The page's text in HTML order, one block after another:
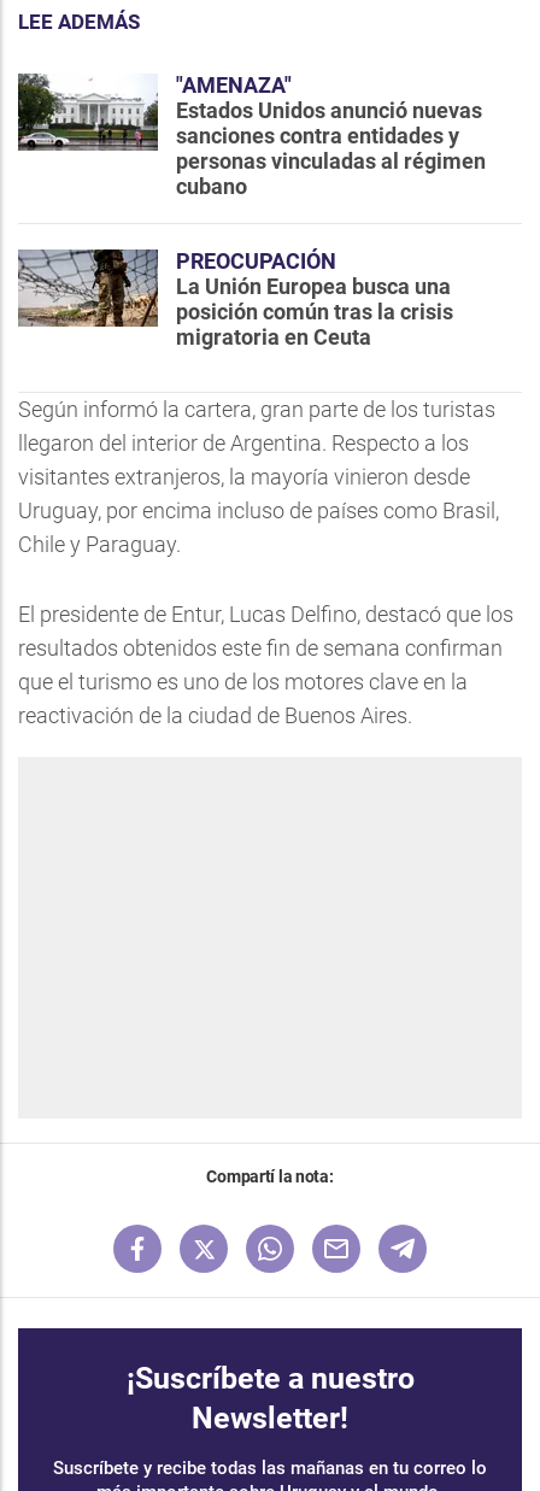
LEE ADEMÁS
"AMENAZA"
Estados Unidos anunció nuevas
sanciones contra entidades y
personas vinculadas al régimen
cubano
PREOCUPACIÓN
La Unión Europea busca una
posición común tras la crisis
migratoria en Ceuta
Según informó la cartera, gran parte de los turistas
llegaron del interior de Argentina. Respecto a los
visitantes extranjeros, la mayoría vinieron desde
Uruguay, por encima incluso de países como Brasil,
Chile y Paraguay.
El presidente de Entur, Lucas Delfino, destacó que los
resultados obtenidos este fin de semana confirman
que el turismo es uno de los motores clave en la
reactivación de la ciudad de Buenos Aires.
Compartí la nota:
¡Suscríbete a nuestro
Newsletter!
Suscríbete y recibe todas las mañanas en tu correo lo